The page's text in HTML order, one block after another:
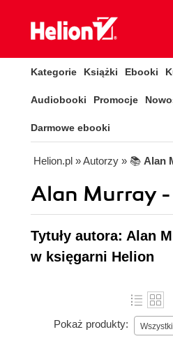
Kategorie Książki Ebooki
Audiobooki Promocje
Darmowe ebooki
Helion.pl » Autorzy » 📚 Alan
Alan Murray
Tytuły autora: Alan
w księgarni Helion
Pokaż produkty: